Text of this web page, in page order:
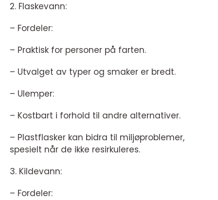
2. Flaskevann:
– Fordeler:
– Praktisk for personer på farten.
– Utvalget av typer og smaker er bredt.
– Ulemper:
– Kostbart i forhold til andre alternativer.
– Plastflasker kan bidra til miljøproblemer,
spesielt når de ikke resirkuleres.
3. Kildevann:
– Fordeler: